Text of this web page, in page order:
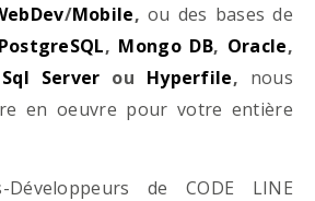
/Mobile, ou des bases de
PostgreSQL, Mongo DB, Oracle,
Sql Server ou Hyperfile, nous
en oeuvre pour votre entière
Développeurs de CODE LINE